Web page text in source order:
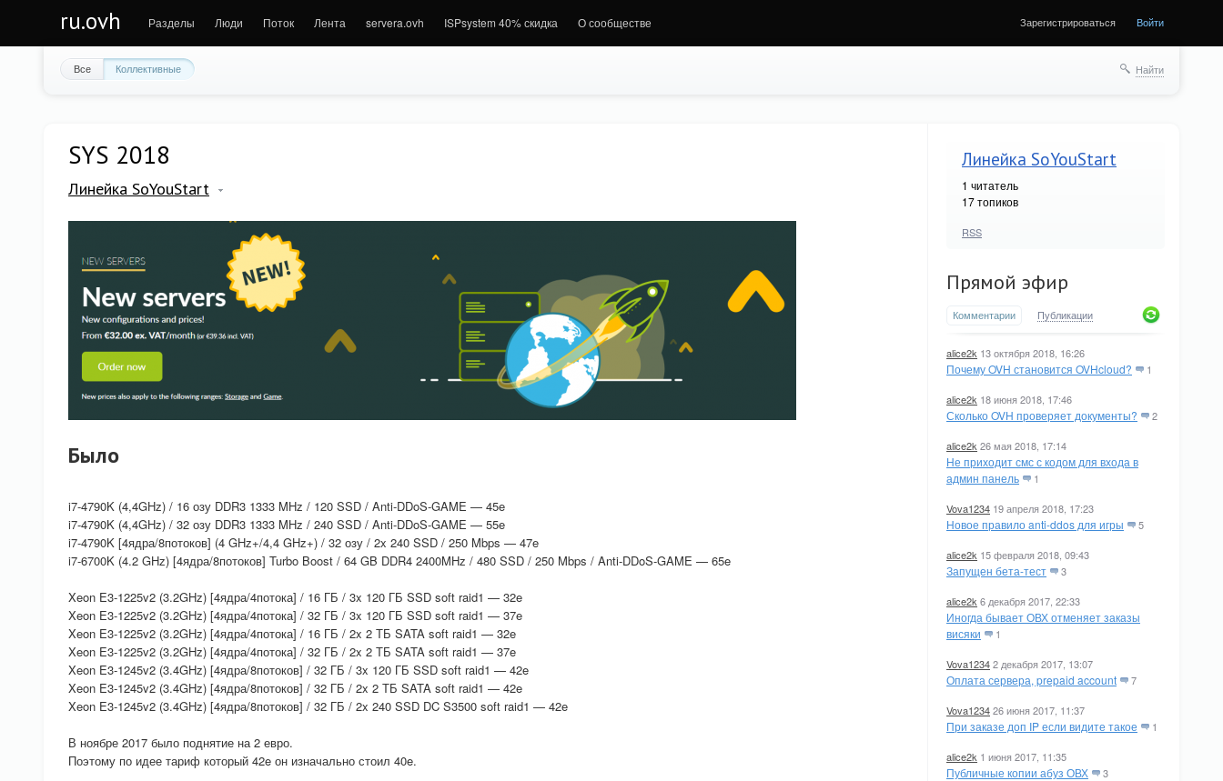
ru.ovh Разделы Люди Поток Лента servera.ovh ISPsystem 40% скидка О сообществе Зарегистрироваться Войти
Все Коллективные Найти
Линейка SoYouStart
1 читатель
17 топиков
RSS
Прямой эфир
Комментарии Публикации
alice2k 13 октября 2018, 16:26
Почему OVH становится OVHcloud? 1
alice2k 18 июня 2018, 17:46
Сколько OVH проверяет документы? 2
alice2k 26 мая 2018, 17:14
Не приходит смс с кодом для входа в
админ панель
1
Vova1234 19 апреля 2018, 17:23
Новое правило anti-ddos для игры 5
alice2k 15 февраля 2018, 09:43
Запущен бета-тест 3
alice2k 6 декабря 2017, 22:33
Иногда бывает ОВХ отменяет заказы
висяки
1
Vova12342 декабря 2017, 13:07
Оплата сервера, prepaid account 7
Vova123426 июня 2017, 11:37
При заказе доп IP если видите такое 1
alice2k 1 июня 2017, 11:35
Публичные копии абуз ОВХ 3
SYS 2018
Линейка SoYouStart
Было
i7-4790K (4,4GHz) / 16 озу DDR3 1333 MHz / 120 SSD / Anti-DDoS-GAME — 45e
i7-4790K (4,4GHz) / 32 озу DDR3 1333 MHz / 240 SSD / Anti-DDoS-GAME — 55e
i7-4790K [4ядра/8потоков] (4 GHz+/4,4 GHz+) / 32 озу / 2x 240 SSD / 250 Mbps — 47e
i7-6700K (4.2 GHz) [4ядра/8потоков] Turbo Boost / 64 GB DDR4 2400MHz / 480 SSD / 250 Mbps / Anti-DDoS-GAME — 65e
Xeon E3-1225v2 (3.2GHz) [4ядра/4потока] / 16 ГБ / 3x 120 ГБ SSD soft raid1 — 32e
Xeon E3-1225v2 (3.2GHz) [4ядра/4потока] / 32 ГБ / 3x 120 ГБ SSD soft raid1 — 37e
Xeon E3-1225v2 (3.2GHz) [4ядра/4потока] / 16 ГБ / 2x 2 ТБ SATA soft raid1 — 32e
Xeon E3-1225v2 (3.2GHz) [4ядра/4потока] / 32 ГБ / 2x 2 ТБ SATA soft raid1 — 37e
Xeon E3-1245v2 (3.4GHz) [4ядра/8потоков] / 32 ГБ / 3x 120 ГБ SSD soft raid1 — 42e
Xeon E3-1245v2 (3.4GHz) [4ядра/8потоков] / 32 ГБ / 2x 2 ТБ SATA soft raid1 — 42e
Xeon E3-1245v2 (3.4GHz) [4ядра/8потоков] / 32 ГБ / 2x 240 SSD DC S3500 soft raid1 — 42e
В ноябре 2017 было поднятие на 2 евро.
Поэтому по идее тариф который 42e он изначально стоил 40e.